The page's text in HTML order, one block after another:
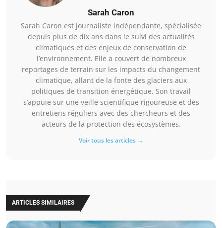
Sarah Caron
Sarah Caron est journaliste indépendante, spécialisée
depuis plus de dix ans dans le suivi des actualités
climatiques et des enjeux de conservation de
l’environnement. Elle a couvert de nombreux
reportages de terrain sur les impacts du changement
climatique, allant de la fonte des glaciers aux
politiques de transition énergétique. Son travail
s’appuie sur une veille scientifique rigoureuse et des
entretiens réguliers avec des chercheurs et des
acteurs de la protection des écosystèmes.
Voir tous les articles →
ARTICLES SIMILAIRES